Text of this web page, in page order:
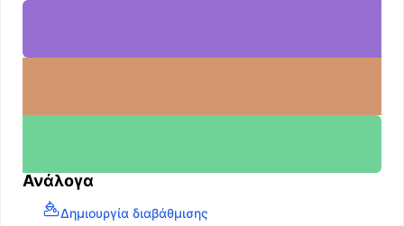
Ανάλογα
Δημιουργία διαβάθμισης